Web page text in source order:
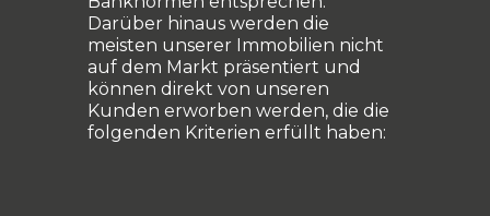
Darüber hinaus werden die
meisten unserer Immobilien nicht
auf dem Markt präsentiert und
können direkt von unseren
Kunden erworben werden, die die
folgenden Kriterien erfüllt haben: